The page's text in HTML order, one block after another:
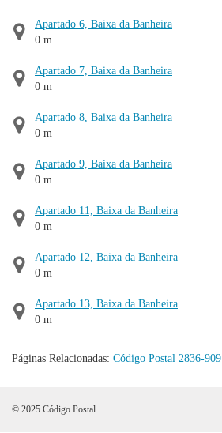
Apartado 6, Baixa da Banheira
0 m
Apartado 7, Baixa da Banheira
0 m
Apartado 8, Baixa da Banheira
0 m
Apartado 9, Baixa da Banheira
0 m
Apartado 11, Baixa da Banheira
0 m
Apartado 12, Baixa da Banheira
0 m
Apartado 13, Baixa da Banheira
0 m
Páginas Relacionadas: Código Postal 2836-909
© 2025 Código Postal